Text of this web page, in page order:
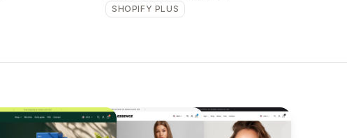
SHOPIFY PLUS